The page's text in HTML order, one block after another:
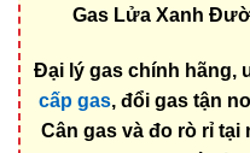
Gas Lửa Xanh
Đại lý gas chính hãng,
cấp gas, đổi gas tận
Cân gas và đo rò rỉ